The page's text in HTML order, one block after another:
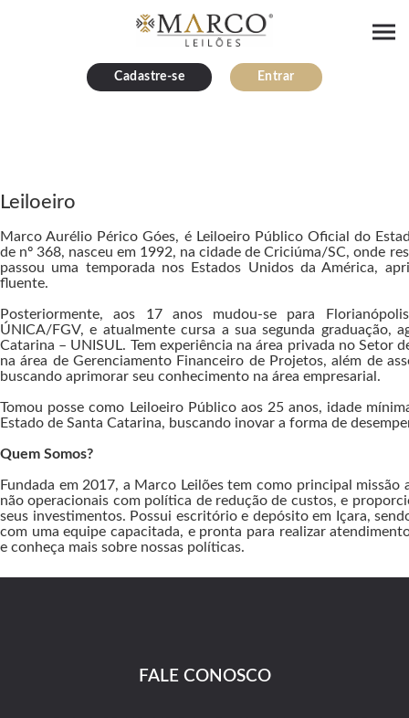
Cadastre-se Entrar
Leiloeiro
Marco Aurélio Périco Góes, é Leiloeiro Público Oficial do
de nº 368, nasceu em 1992, na cidade de Criciúma/SC, onde
passou uma temporada nos Estados Unidos da América,
fluente.
Posteriormente, aos 17 anos mudou-se para
ÚNICA/FGV, e atualmente cursa a sua segunda graduação,
Catarina – UNISUL. Tem experiência na área privada no Setor
na área de Gerenciamento Financeiro de Projetos, além de
buscando aprimorar seu conhecimento na área empresarial.
Tomou posse como Leiloeiro Público aos 25 anos, idade
Estado de Santa Catarina, buscando inovar a forma de
Quem Somos?
Fundada em 2017, a Marco Leilões tem como principal missão
não operacionais com política de redução de custos, e
seus investimentos. Possui escritório e depósito em Içara,
com uma equipe capacitada, e pronta para realizar
e conheça mais sobre nossas políticas.
FALE CONOSCO